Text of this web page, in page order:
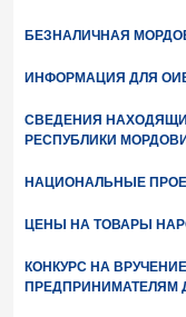
БЕЗНАЛИЧНАЯ
ИНФОРМАЦИЯ ДЛЯ
СВЕДЕНИЯ
РЕСПУБЛИКИ
НАЦИОНАЛЬНЫЕ
ЦЕНЫ НА ТОВАРЫ
КОНКУРС НА
ПРЕДПРИНИМАТЕЛЯМ